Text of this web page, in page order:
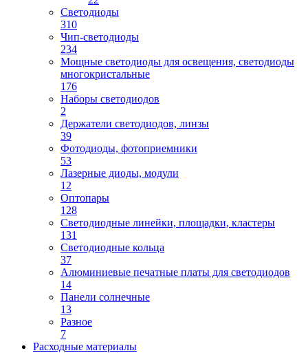
Светодиоды
310
Чип-светодиоды
234
Мощные светодиоды для освещения, светодиоды
многокристальные
176
Наборы светодиодов
2
Держатели светодиодов, линзы
39
Фотодиоды, фотоприемники
53
Лазерные диоды, модули
12
Оптопары
128
Светодиодные линейки, площадки, кластеры
131
Светодиодные кольца
37
Алюминиевые печатные платы для светодиодов
14
Панели солнечные
13
Разное
7
Расходные материалы